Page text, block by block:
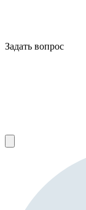
Задать вопрос